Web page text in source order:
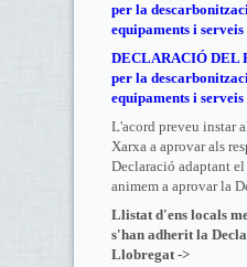
per la
equipaments i
DECLARACIÓ DEL
per la
equipaments i
L'acord preveu instar
Xarxa a aprovar als
Declaració adaptant
animem a aprovar la
Llistat d'ens locals
s'han adherit la
Llobregat ->